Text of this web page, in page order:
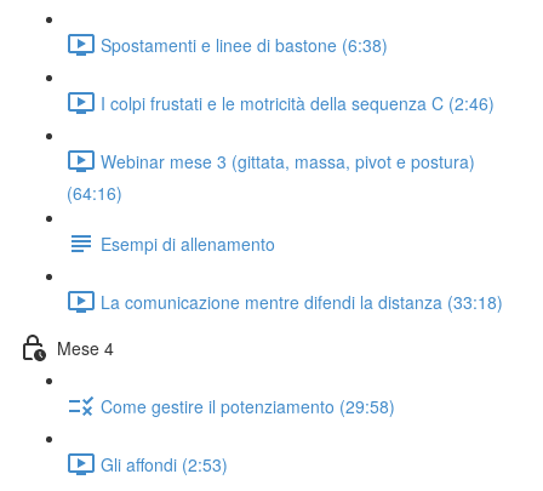
Spostamenti e linee di bastone (6:38)
I colpi frustati e le motricità della sequenza C (2:46)
Webinar mese 3 (gittata, massa, pivot e postura)
(64:16)
Esempi di allenamento
La comunicazione mentre difendi la distanza (33:18)
Mese 4
Come gestire il potenziamento (29:58)
Gli affondi (2:53)